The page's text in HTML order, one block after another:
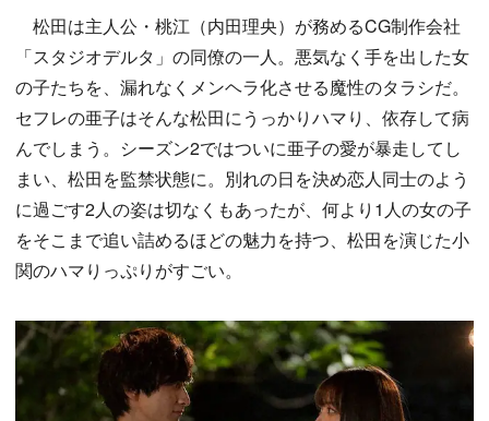
松田は主人公・桃江（内田理央）が務めるCG制作会社
「スタジオデルタ」の同僚の一人。悪気なく手を出した女
の子たちを、漏れなくメンヘラ化させる魔性のタラシだ。
セフレの亜子はそんな松田にうっかりハマり、依存して病
んでしまう。シーズン2ではついに亜子の愛が暴走してし
まい、松田を監禁状態に。別れの日を決め恋人同士のよう
に過ごす2人の姿は切なくもあったが、何より1人の女の子
をそこまで追い詰めるほどの魅力を持つ、松田を演じた小
関のハマりっぷりがすごい。